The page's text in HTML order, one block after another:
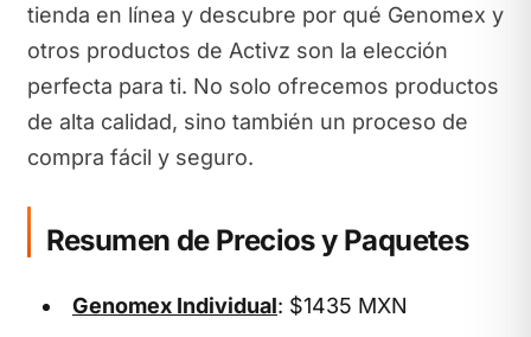
tienda en línea y descubre por qué Genomex y
otros productos de Activz son la elección
perfecta para ti. No solo ofrecemos productos
de alta calidad, sino también un proceso de
compra fácil y seguro.
Resumen de Precios y Paquetes
Genomex Individual: $1435 MXN